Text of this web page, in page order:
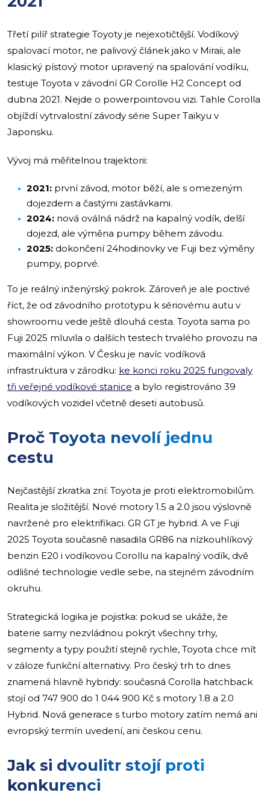
Třetí pilíř strategie Toyoty je nejexotičtější. Vodíkový
spalovací motor, ne palivový článek jako v Miraii, ale
klasický pístový motor upravený na spalování vodíku,
testuje Toyota v závodní GR Corolle H2 Concept od
dubna 2021. Nejde o powerpointovou vizi. Tahle Corolla
objíždí vytrvalostní závody série Super Taikyu v
Japonsku.
Vývoj má měřitelnou trajektorii:
2021: první závod, motor běží, ale s omezeným
dojezdem a častými zastávkami.
2024: nová oválná nádrž na kapalný vodík, delší
dojezd, ale výměna pumpy během závodu.
2025: dokončení 24hodinovky ve Fuji bez výměny
pumpy, poprvé.
To je reálný inženýrský pokrok. Zároveň je ale poctivé
říct, že od závodního prototypu k sériovému autu v
showroomu vede ještě dlouhá cesta. Toyota sama po
Fuji 2025 mluvila o dalších testech trvalého provozu na
maximální výkon. V Česku je navíc vodíková
infrastruktura v zárodku: ke konci roku 2025 fungovaly
tři veřejné vodíkové stanice a bylo registrováno 39
vodíkových vozidel včetně deseti autobusů.
Proč Toyota nevolí jednu
cestu
Nejčastější zkratka zní: Toyota je proti elektromobilům.
Realita je složitější. Nové motory 1.5 a 2.0 jsou výslovně
navržené pro elektrifikaci. GR GT je hybrid. A ve Fuji
2025 Toyota současně nasadila GR86 na nízkouhlíkový
benzin E20 i vodíkovou Corollu na kapalný vodík, dvě
odlišné technologie vedle sebe, na stejném závodním
okruhu.
Strategická logika je pojistka: pokud se ukáže, že
baterie samy nezvládnou pokrýt všechny trhy,
segmenty a typy použití stejně rychle, Toyota chce mít
v záloze funkční alternativy. Pro český trh to dnes
znamená hlavně hybridy: současná Corolla hatchback
stojí od 747 900 do 1 044 900 Kč s motory 1.8 a 2.0
Hybrid. Nová generace s turbo motory zatím nemá ani
evropský termín uvedení, ani českou cenu.
Jak si dvoulitr stojí proti
konkurenci